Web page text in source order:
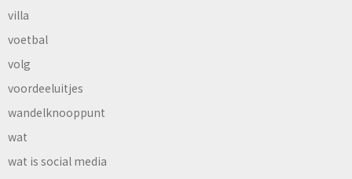
villa
voetbal
volg
voordeeluitjes
wandelknooppunt
wat
wat is social media